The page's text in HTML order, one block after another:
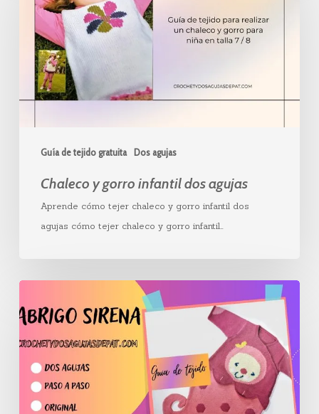
Guía de tejido gratuita Dos agujas
gorro
infantil
dos
agujas
Chaleco y gorro infantil dos agujas
Aprende cómo tejer chaleco y gorro infantil dos
agujas cómo tejer chaleco y gorro infantil…
Bebé
Sirena
en
dos
agujas